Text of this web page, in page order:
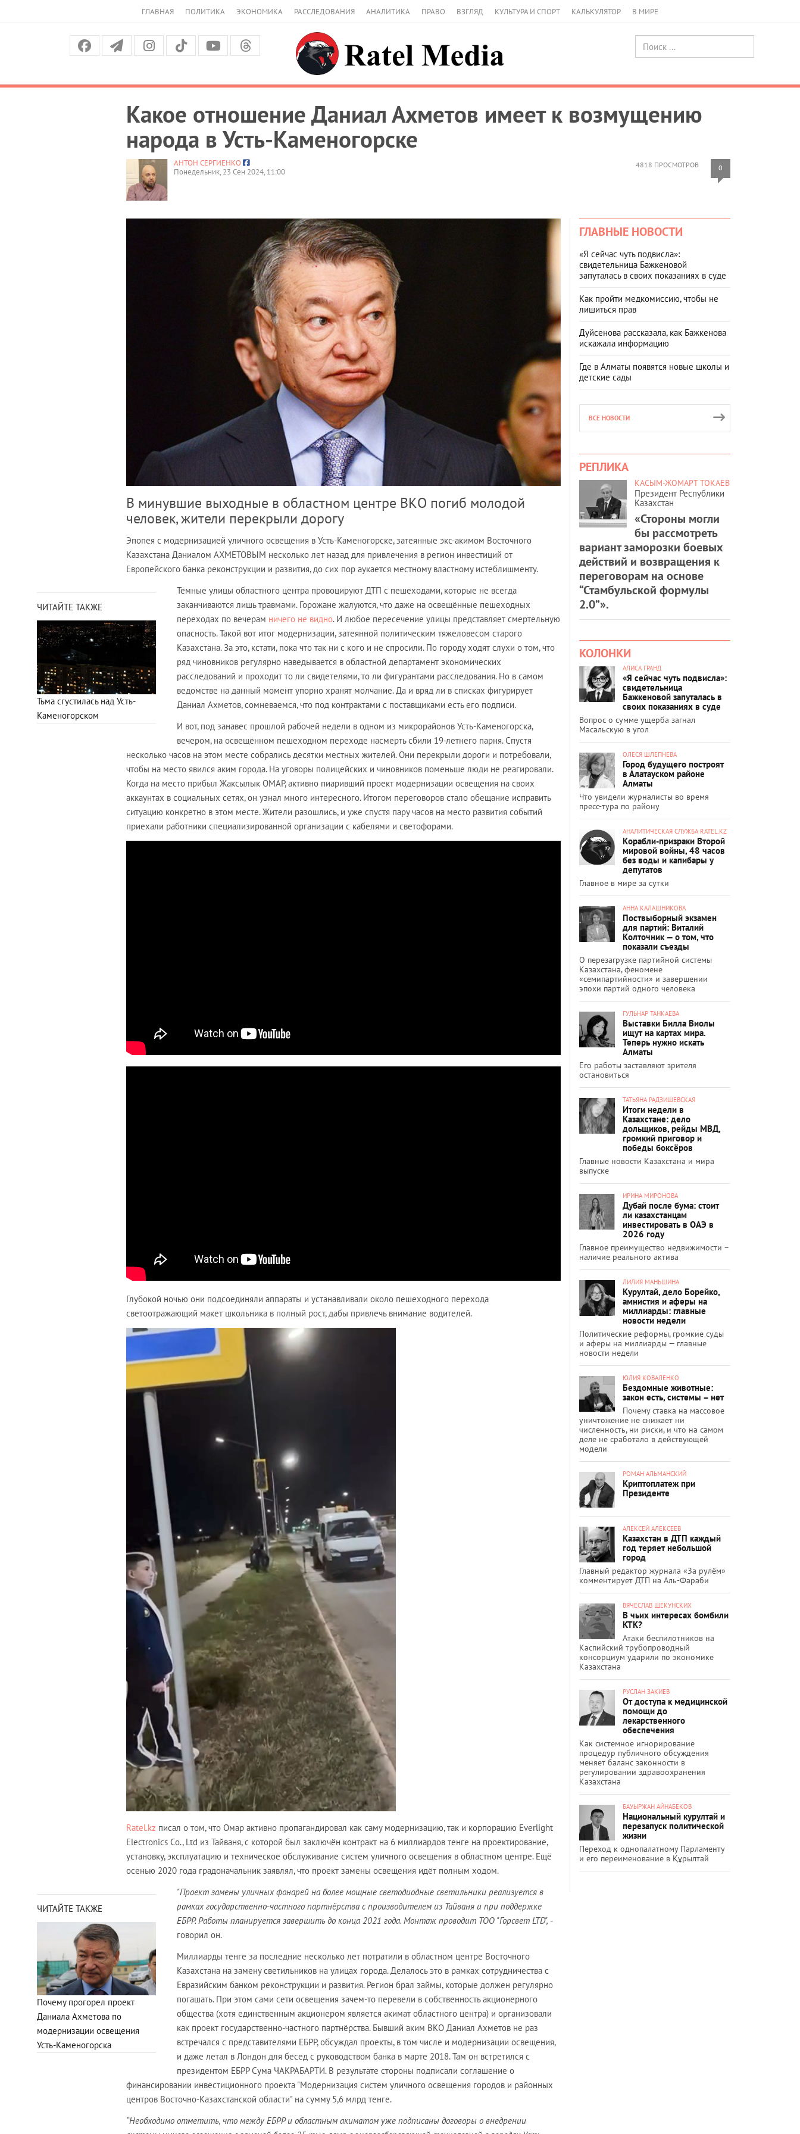
ГЛАВНАЯ ПОЛИТИКА ЭКОНОМИКА РАССЛЕДОВАНИЯ АНАЛИТИКА ПРАВО ВЗГЛЯД КУЛЬТУРА И СПОРТ КАЛЬКУЛЯТОР В МИРЕ
Какое отношение Даниал Ахметов имеет к возмущению
народа в Усть-Каменогорске
4818 ПРОСМОТРОВ 0
АНТОН СЕРГИЕНКО
Понедельник, 23 Сен 2024, 11:00
В минувшие выходные в областном центре ВКО погиб молодой
человек, жители перекрыли дорогу
Эпопея с модернизацией уличного освещения в Усть-Каменогорске, затеянные экс-акимом Восточного
Казахстана Даниалом АХМЕТОВЫМ несколько лет назад для привлечения в регион инвестиций от
Европейского банка реконструкции и развития, до сих пор аукается местному властному истеблишменту.
ЧИТАЙТЕ ТАКЖЕ
Тьма сгустилась над Усть-
Каменогорском
Тёмные улицы областного центра провоцируют ДТП с пешеходами, которые не всегда
заканчиваются лишь травмами. Горожане жалуются, что даже на освещённые пешеходных
переходах по вечерам ничего не видно. И любое пересечение улицы представляет смертельную
опасность. Такой вот итог модернизации, затеянной политическим тяжеловесом старого
Казахстана. За это, кстати, пока что так ни с кого и не спросили. По городу ходят слухи о том, что
ряд чиновников регулярно наведывается в областной департамент экономических
расследований и проходит то ли свидетелями, то ли фигурантами расследования. Но в самом
ведомстве на данный момент упорно хранят молчание. Да и вряд ли в списках фигурирует
Даниал Ахметов, сомневаемся, что под контрактами с поставщиками есть его подписи.
И вот, под занавес прошлой рабочей недели в одном из микрорайонов Усть-Каменогорска,
вечером, на освещённом пешеходном переходе насмерть сбили 19-летнего парня. Спустя
несколько часов на этом месте собрались десятки местных жителей. Они перекрыли дороги и потребовали,
чтобы на место явился аким города. На уговоры полицейских и чиновников поменьше люди не реагировали.
Когда на место прибыл Жаксылык ОМАР, активно пиаривший проект модернизации освещения на своих
аккаунтах в социальных сетях, он узнал много интересного. Итогом переговоров стало обещание исправить
ситуацию конкретно в этом месте. Жители разошлись, и уже спустя пару часов на место развития событий
приехали работники специализированной организации с кабелями и светофорами.
Глубокой ночью они подсоединяли аппараты и устанавливали около пешеходного перехода
светоотражающий макет школьника в полный рост, дабы привлечь внимание водителей.
Ratel.kz писал о том, что Омар активно пропагандировал как саму модернизацию, так и корпорацию Everlight
Electronics Co., Ltd из Тайваня, с которой был заключён контракт на 6 миллиардов тенге на проектирование,
установку, эксплуатацию и техническое обслуживание систем уличного освещения в областном центре. Ещё
осенью 2020 года градоначальник заявлял, что проект замены освещения идёт полным ходом.
ЧИТАЙТЕ ТАКЖЕ
Почему прогорел проект
Даниала Ахметова по
модернизации освещения
Усть-Каменогорска
"Проект замены уличных фонарей на более мощные светодиодные светильники реализуется в
рамках государственно-частного партнёрства с производителем из Тайваня и при поддержке
ЕБРР. Работы планируется завершить до конца 2021 года. Монтаж проводит ТОО "Горсвет LTD", -
говорил он.
Миллиарды тенге за последние несколько лет потратили в областном центре Восточного
Казахстана на замену светильников на улицах города. Делалось это в рамках сотрудничества с
Евразийским банком реконструкции и развития. Регион брал займы, которые должен регулярно
погашать. При этом сами сети освещения зачем-то перевели в собственность акционерного
общества (хотя единственным акционером является акимат областного центра) и организовали
как проект государственно-частного партнёрства. Бывший аким ВКО Даниал Ахметов не раз
встречался с представителями ЕБРР, обсуждал проекты, в том числе и модернизации освещения,
и даже летал в Лондон для бесед с руководством банка в марте 2018. Там он встретился с
президентом ЕБРР Сума ЧАКРАБАРТИ. В результате стороны подписали соглашение о
финансировании инвестиционного проекта "Модернизация систем уличного освещения городов и районных
центров Восточно-Казахстанской области" на сумму 5,6 млрд тенге.
“Необходимо отметить, что между ЕБРР и областным акиматом уже подписаны договоры о внедрении
ГЛАВНЫЕ НОВОСТИ
«Я сейчас чуть подвисла»:
свидетельница Бажкеновой
запуталась в своих показаниях в суде
Как пройти медкомиссию, чтобы не
лишиться прав
Дуйсенова рассказала, как Бажкенова
искажала информацию
Где в Алматы появятся новые школы и
детские сады
ВСЕ НОВОСТИ
РЕПЛИКА
КАСЫМ-ЖОМАРТ ТОКАЕВ
Президент Республики
Казахстан
«Стороны могли
бы рассмотреть
вариант заморозки боевых
действий и возвращения к
переговорам на основе
“Стамбульской формулы
2.0”».
КОЛОНКИ
АЛИСА ГРАНД
«Я сейчас чуть подвисла»:
свидетельница
Бажкеновой запуталась в
своих показаниях в суде
Вопрос о сумме ущерба загнал
Масальскую в угол
ОЛЕСЯ ШЛЕПНЕВА
Город будущего построят
в Алатауском районе
Алматы
Что увидели журналисты во время
пресс-тура по району
АНАЛИТИЧЕСКАЯ СЛУЖБА RATEL.KZ
Корабли-призраки Второй
мировой войны, 48 часов
без воды и капибары у
депутатов
Главное в мире за сутки
АННА КАЛАШНИКОВА
Поствыборный экзамен
для партий: Виталий
Колточник — о том, что
показали съезды
О перезагрузке партийной системы
Казахстана, феномене
«семипартийности» и завершении
эпохи партий одного человека
ГУЛЬНАР ТАНКАЕВА
Выставки Билла Виолы
ищут на картах мира.
Теперь нужно искать
Алматы
Его работы заставляют зрителя
остановиться
ТАТЬЯНА РАДЗИШЕВСКАЯ
Итоги недели в
Казахстане: дело
дольщиков, рейды МВД,
громкий приговор и
победы боксёров
Главные новости Казахстана и мира
выпуске
ИРИНА МИРОНОВА
Дубай после бума: стоит
ли казахстанцам
инвестировать в ОАЭ в
2026 году
Главное преимущество недвижимости –
наличие реального актива
ЛИЛИЯ МАНЬШИНА
Курултай, дело Борейко,
амнистия и аферы на
миллиарды: главные
новости недели
Политические реформы, громкие суды
и аферы на миллиарды — главные
новости недели
ЮЛИЯ КОВАЛЕНКО
Бездомные животные:
закон есть, системы – нет
Почему ставка на массовое
уничтожение не снижает ни
численность, ни риски, и что на самом
деле не сработало в действующей
модели
РОМАН АЛЬМАНСКИЙ
Криптоплатеж при
Президенте
АЛЕКСЕЙ АЛЕКСЕЕВ
Казахстан в ДТП каждый
год теряет небольшой
город
Главный редактор журнала «За рулём»
комментирует ДТП на Аль-Фараби
ВЯЧЕСЛАВ ЩЕКУНСКИХ
В чьих интересах бомбили
КТК?
Атаки беспилотников на
Каспийский трубопроводный
консорциум ударили по экономике
Казахстана
РУСЛАН ЗАКИЕВ
От доступа к медицинской
помощи до
лекарственного
обеспечения
Как системное игнорирование
процедур публичного обсуждения
меняет баланс законности в
регулировании здравоохранения
Казахстана
БАУЫРЖАН АЙНАБЕКОВ
Национальный курултай и
перезапуск политической
жизни
Переход к однопалатному Парламенту
и его переименование в Құрылтай